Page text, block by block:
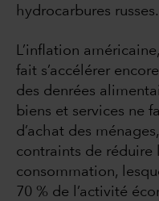
hydrocarbures russes.
L’inflation
fait s’accélérer
des denrées
biens et services ne
d’achat des
contraints de réduire
consommation,
70 % de l’activité